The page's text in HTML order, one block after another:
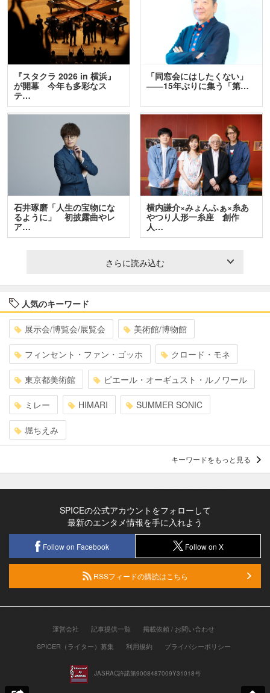
『スタクラ 2026 in 横浜』
が開幕 今年も多彩なス
テ…
「同窓会にはしたくない」
――15年ぶりに集う「第…
石井琢磨「人生の宝物にな
るように」 初披露曲やレ
ア…
横内謙介×みょんふぁ×糸あ
やつり人形一糸座 創作
人…
さらに読み込む
人気のキーワード
展示会/博覧会/展覧会 美術館/博物館
フィンセント・ファン・ゴッホ クロード・モネ
東京都美術館 ピエール・オーギュスト・ルノワール
ミレー HIMARI SUMMER SONIC
堀ちえみ
キーワードをもっと見る
SPICEの公式アカウントをフォローして
最新のエンタメ情報を手に入れよう
Follow on Facebook Follow on X
RSSフィードの購読はこちら
運営会社 記事提供一覧
掲載依頼 / お問い合わせ
SPICER（ライター）募集
利用規約 プライバシーポリシー
JASRAC許諾第9008487009Y31018号